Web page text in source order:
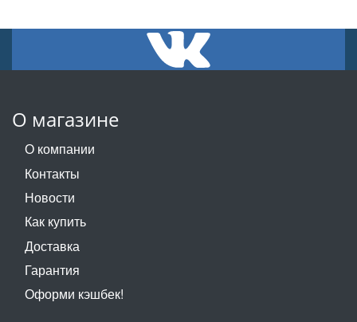
О магазине
О компании
Контакты
Новости
Как купить
Доставка
Гарантия
Оформи кэшбек!